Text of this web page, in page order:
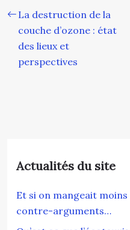
La destruction de la
couche d’ozone : état
des lieux et
perspectives
Actualités du site
Et si on mangeait
contre-arguments…